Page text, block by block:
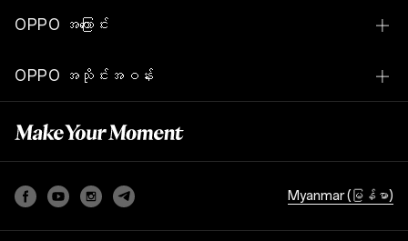
OPPO Reno14 Pro 5G
OPPO Reno13 5G
OPPO A6
OPPO Watch S
OPPO Watch
OPPO Enco Buds2
OPPO Enco Buds
ဆက်သွယ်ရန်
ဆော့(ဖ်)ဝဲမြှင့်တင်ခြင်း
Warranty စစ်ဆေးခြင်း
Security Response စင်တာ
OPPO အကြောင်း
ကျွန်ုပ်တို့၏အကြောင်း
ရှာဖွေခြင်း
OPPO အသိုင်းအဝန်း
Myanmar (မြန်မာ)